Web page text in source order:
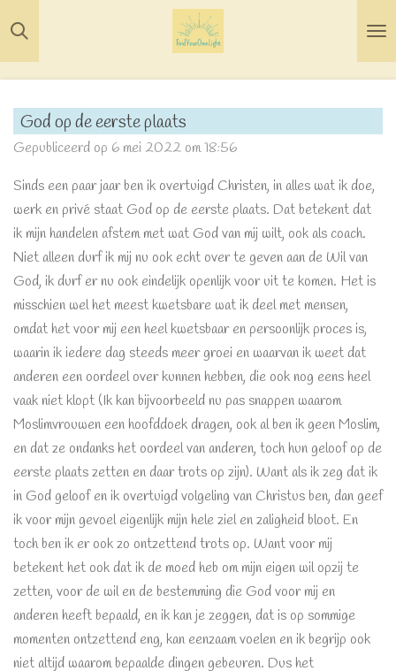
Ga
direct
hoofdinhoud
God op de eerste plaats
Gepubliceerd op 6 mei 2022 om 18:56
Sinds een paar jaar ben ik overtuigd Christen, in alles wat ik doe,
werk en privé staat God op de eerste plaats. Dat betekent dat
ik mijn handelen afstem met wat God van mij wilt, ook als coach.
Niet alleen durf ik mij nu ook echt over te geven aan de Wil van
God, ik durf er nu ook eindelijk openlijk voor uit te komen. Het is
misschien wel het meest kwetsbare wat ik deel met mensen,
omdat het voor mij een heel kwetsbaar en persoonlijk proces is,
waarin ik iedere dag steeds meer groei en waarvan ik weet dat
anderen een oordeel over kunnen hebben, die ook nog eens heel
vaak niet klopt (Ik kan bijvoorbeeld nu pas snappen waarom
Moslimvrouwen een hoofddoek dragen, ook al ben ik geen Moslim,
en dat ze ondanks het oordeel van anderen, toch hun geloof op de
eerste plaats zetten en daar trots op zijn). Want als ik zeg dat ik
in God geloof en ik overtuigd volgeling van Christus ben, dan geef
ik voor mijn gevoel eigenlijk mijn hele ziel en zaligheid bloot. En
toch ben ik er ook zo ontzettend trots op. Want voor mij
betekent het ook dat ik de moed heb om mijn eigen wil opzij te
zetten, voor de wil en de bestemming die God voor mij en
anderen heeft bepaald, en ik kan je zeggen, dat is op sommige
momenten ontzettend eng, kan eenzaam voelen en ik begrijp ook
niet altijd waarom bepaalde dingen gebeuren. Dus het